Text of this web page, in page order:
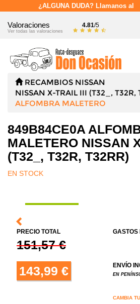
¿ALGUNA DUDA? Llamanos al
Valoraciones
Ver todas las valoraciones
4.81/5
RECAMBIOS NISSAN
NISSAN X-TRAIL III (T32_, T32R,
ALFOMBRA MALETERO
849B84CE0A
MALETERO NISSAN
(T32_, T32R, T32RR)
EN STOCK
PRECIO TOTAL
151,57 €
143,99 €
GASTOS
ENVÍO
EN
CAMBIA